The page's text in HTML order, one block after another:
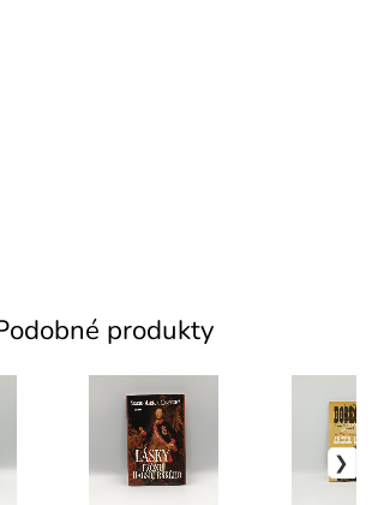
produkty